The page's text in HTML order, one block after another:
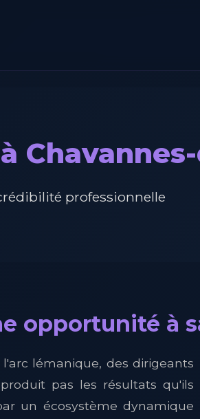
professionnelle
opportunité à
lémanique, des dirigeants
pas les résultats qu'ils
un écosystème dynamique